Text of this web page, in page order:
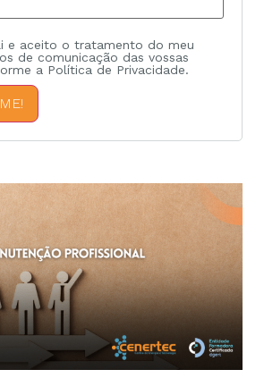
e aceito o tratamento do meu
de comunicação das vossas
a Política de Privacidade.